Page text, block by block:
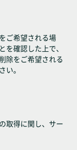
ご希望される場
確認した上で、
除をご希望される
い。
取得に関し、サー